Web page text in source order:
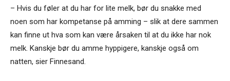
– Hvis du føler at du har for lite melk, bør du snakke med
noen som har kompetanse på amming – slik at dere sammen
kan finne ut hva som kan være årsaken til at du ikke har nok
melk. Kanskje bør du amme hyppigere, kanskje også om
natten, sier Finnesand.